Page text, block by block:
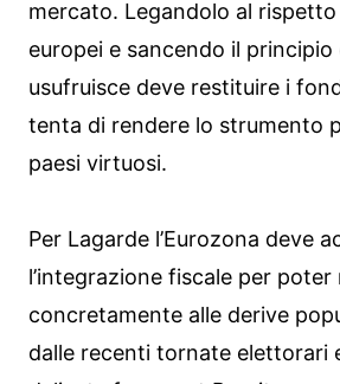
mercato. Legandolo al
europei e sancendo il principio
usufruisce deve restituire i
tenta di rendere lo strumento
paesi virtuosi.
Per Lagarde l’Eurozona deve
l’integrazione fiscale per
concretamente alle derive
dalle recenti tornate elettorari